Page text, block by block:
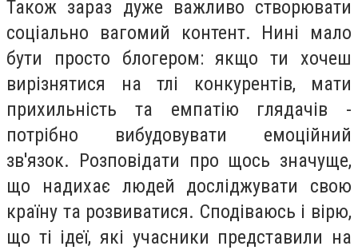
Також зараз дуже важливо створювати
соціально вагомий контент. Нині мало
бути просто блогером: якщо ти хочеш
вирізнятися на тлі конкурентів, мати
прихильність та емпатію глядачів -
потрібно вибудовувати емоційний
зв'язок. Розповідати про щось значуще,
що надихає людей досліджувати свою
країну та розвиватися. Сподіваюсь і вірю,
що ті ідеї, які учасники представили на